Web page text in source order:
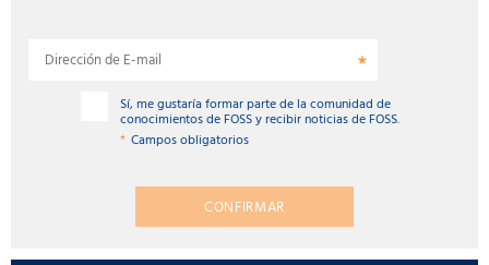
Dirección de E-mail
Sí, me gustaría formar parte de la comunidad de
conocimientos de FOSS y recibir noticias de FOSS.
Campos obligatorios
CONFIRMAR